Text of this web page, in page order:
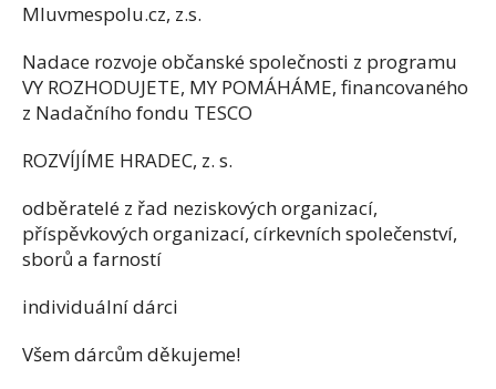
Mluvmespolu.cz, z.s.
Nadace rozvoje občanské společnosti z programu
VY ROZHODUJETE, MY POMÁHÁME, financovaného
z Nadačního fondu TESCO
ROZVÍJÍME HRADEC, z. s.
odběratelé z řad neziskových organizací,
příspěvkových organizací, církevních společenství,
sborů a farností
individuální dárci
Všem dárcům děkujeme!